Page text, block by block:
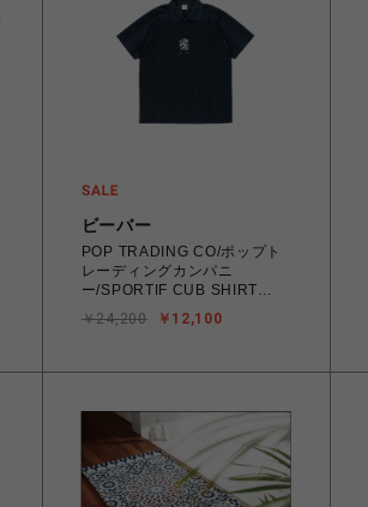
ビーバー
POP TRADING CO/ポップト
レーディングカンパニ
ー/SPORTIF CUB SHIRT
NAVY ポロシャツ
￥12,100
￥24,200